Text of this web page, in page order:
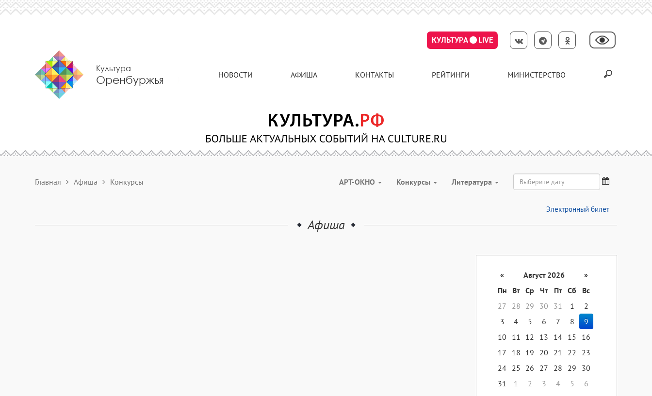
КУЛЬТУРА LIVE
Культура
Оренбуржья НОВОСТИ АФИША КОНТАКТЫ РЕЙТИНГИ МИНИСТЕРСТВО
Главная Афиша Конкурсы АРТ-ОКНО Конкурсы Литература
Электронный билет
Афиша
« Август 2026
»
Пн
Вт Ср Чт Пт Сб
Вс
27
28 29 30 31 1
2
3
4 5 6 7 8
9
10
11 12 13 14 15
16
17
18 19 20 21 22
23
24 25 26 27 28 29
30
31
1 2 3 4 5 6